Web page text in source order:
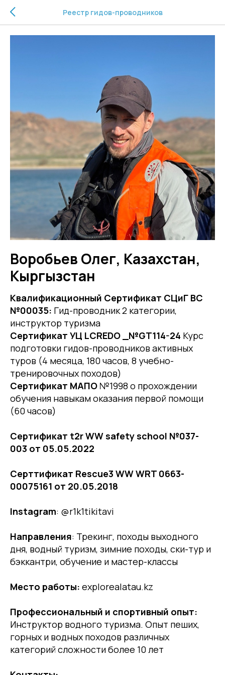
Реестр гидов-проводников
Воробьев Олег, Казахстан,
Кыргызстан
Квалификационный Сертификат СЦиГ ВС
№00035: Гид-проводник 2 категории,
инструктор туризма
Сертификат УЦ LCREDO _№GT114-24 Курс
подготовки гидов-проводников активных
туров (4 месяца, 180 часов, 8 учебно-
тренировочных походов)
Сертификат МАПО №1998 о прохождении
обучения навыкам оказания первой помощи
(60 часов)
Сертификат t2r WW safety school №037-
003 от 05.05.2022
Серттификат Rescue3 WW WRT 0663-
00075161 от 20.05.2018
Instagram: @r1k1tikitavi
Направления: Трекинг, походы выходного
дня, водный туризм, зимние походы, ски-тур и
бэккантри, обучение и мастер-классы
Место работы: explorealatau.kz
Профессиональный и спортивный опыт:
Инструктор водного туризма. Опыт пеших,
горных и водных походов различных
категорий сложности более 10 лет